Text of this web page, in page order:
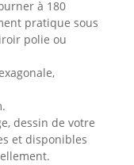
à 180
pratique sous
polie ou
dessin de votre
et disponibles